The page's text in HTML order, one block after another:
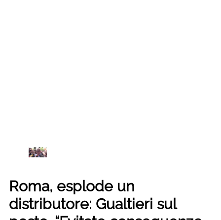
Roma, esplode un
distributore: Gualtieri sul